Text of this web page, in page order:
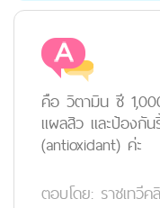
คือ วิตามิน ซี
แผลสิว และป้องกัน
(antioxidant) ค่ะ
ตอบโดย: ราชเทวี